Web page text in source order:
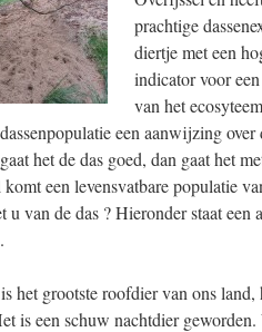
prachtige
diertje met een
indicator voor
van het
een aanwijzing
het de das goed, dan gaat het
komt een levensvatbare populatie
u van de das ? Hieronder staat
het grootste roofdier van ons land,
is een schuw nachtdier geworden.